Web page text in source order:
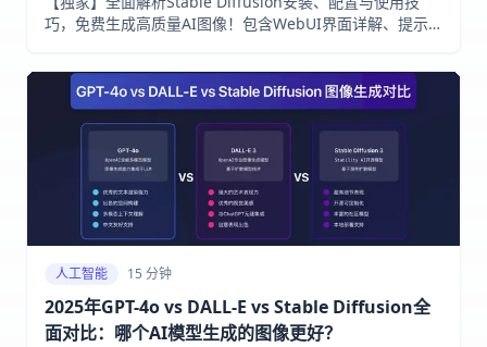
巧，免费生成高质量AI图像！包含WebUI界面详解、提示
人工智能 15 分钟
2025年GPT-4o vs DALL-E vs Stable Diffusion全
面对比：哪个AI模型生成的图像更好？